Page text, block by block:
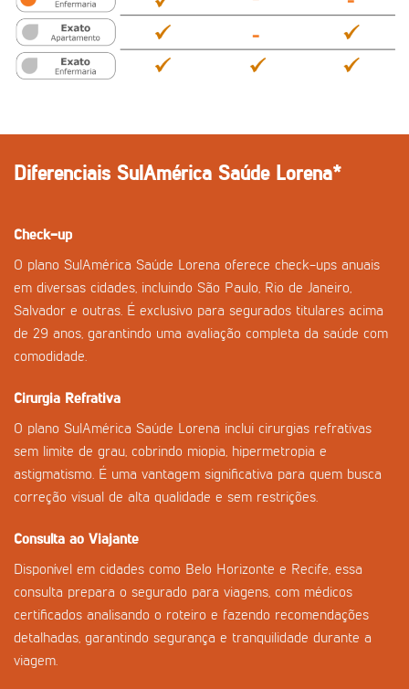
Diferenciais SulAmérica Saúde Lorena*
Check-up
O plano SulAmérica Saúde Lorena oferece check-ups anuais
em diversas cidades, incluindo São Paulo, Rio de Janeiro,
Salvador e outras. É exclusivo para segurados titulares acima
de 29 anos, garantindo uma avaliação completa da saúde com
comodidade.
Cirurgia Refrativa
O plano SulAmérica Saúde Lorena inclui cirurgias refrativas
sem limite de grau, cobrindo miopia, hipermetropia e
astigmatismo. É uma vantagem significativa para quem busca
correção visual de alta qualidade e sem restrições.
Consulta ao Viajante
Disponível em cidades como Belo Horizonte e Recife, essa
consulta prepara o segurado para viagens, com médicos
certificados analisando o roteiro e fazendo recomendações
detalhadas, garantindo segurança e tranquilidade durante a
viagem.